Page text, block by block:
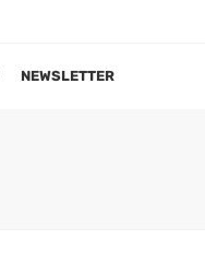
NEWSLETTER